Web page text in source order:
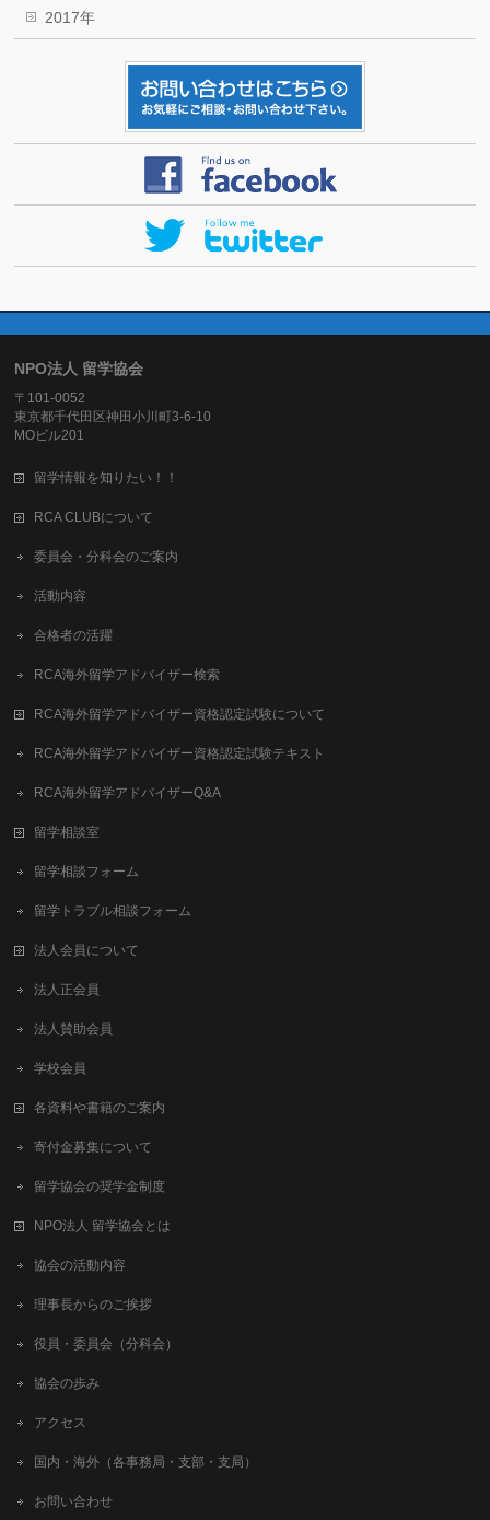
2017年
NPO法人 留学協会
〒101-0052
東京都千代田区神田小川町3-6-10
MOビル201
留学情報を知りたい！！
RCA CLUBについて
委員会・分科会のご案内
活動内容
合格者の活躍
RCA海外留学アドバイザー検索
RCA海外留学アドバイザー資格認定試験について
RCA海外留学アドバイザー資格認定試験テキスト
RCA海外留学アドバイザーQ&A
留学相談室
留学相談フォーム
留学トラブル相談フォーム
法人会員について
法人正会員
法人賛助会員
学校会員
各資料や書籍のご案内
寄付金募集について
留学協会の奨学金制度
NPO法人 留学協会とは
協会の活動内容
理事長からのご挨拶
役員・委員会（分科会）
協会の歩み
アクセス
国内・海外（各事務局・支部・支局）
お問い合わせ